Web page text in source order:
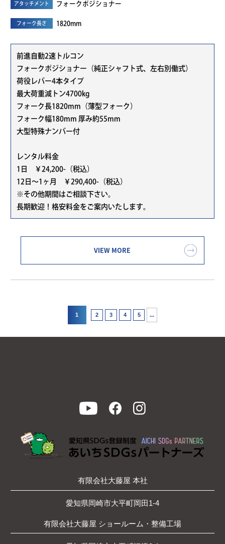
アタッチメント フォークポジショナー
フォーク長さ 1820mm
前進自動2速トルコン
フォークポジショナー（純正シャフト式、左右別働式）
荷役レバー4本タイプ
最大荷重減トン4700kg
フォーク長1820mm（薄型フォーク）
フォーク幅180mm 厚み約55mm
大型特殊ナンバー付
レンタル料金
1日 ￥24,200-（税込）
12日～1ヶ月 ￥290,400-（税込）
※その他期間はご相談下さい。
長期歓迎！格安料金をご案内いたします。
VIEW MORE
1 2 3 4 5 ...
有限会社大藤屋 本社
愛知県岡崎市大平町岡田1-4
有限会社大藤屋 ショールーム・整備工場